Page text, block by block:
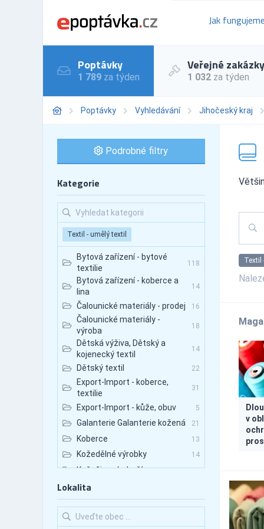
Jak
Poptávky
1 789 za týden
Veřejné zakázky
1 032 za týden
Poptávky Vyhledávání Jihočeský kraj
Podrobné filtry
Kategorie
Textil - umělý textil
Bytová zařízení - bytové
textilie
118
Bytová zařízení - koberce a
lina
14
Čalounické materiály - prodej 16
Čalounické materiály -
výroba
18
Dětská výživa, Dětský a
kojenecký textil
14
Dětský textil 22
Export-Import - koberce,
textilie
31
Export-Import - kůže, obuv 5
Galanterie Galanterie kožená 21
Koberce 13
Kožedělné výrobky 14
Kožešinové zboží 6
Krejčovství
Peří, péřové výrobky 2
Textil
Lokalita
Textil
v